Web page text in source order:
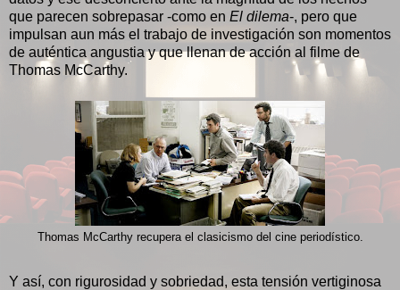
que parecen sobrepasar -como en El dilema-, pero que
impulsan aun más el trabajo de investigación son momentos
de auténtica angustia y que llenan de acción al filme de
Thomas McCarthy.
Thomas McCarthy recupera el clasicismo del cine periodístico.
Y así, con rigurosidad y sobriedad, esta tensión vertiginosa